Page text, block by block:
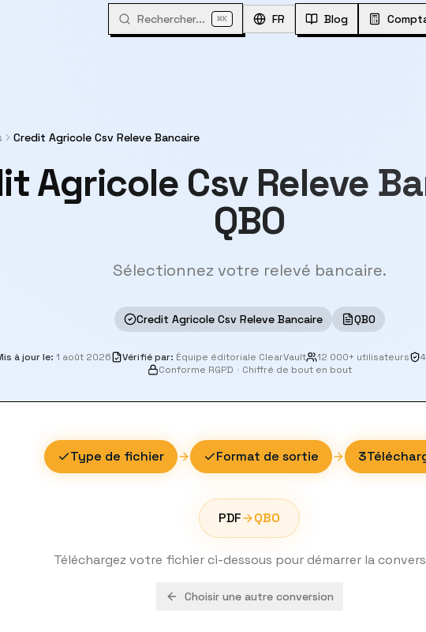
Rechercher... ⌘K FR Blog
Credit Agricole Csv Releve Bancaire
Agricole Csv Releve
QBO
Sélectionnez votre relevé bancaire.
Credit Agricole Csv Releve Bancaire QBO
à jour le: 1 août 2026 Vérifié par: Équipe éditoriale ClearVault 12 000+ utilisateurs
Conforme RGPD · Chiffré de bout en bout
Type de fichier Format de sortie 3
PDF QBO
Téléchargez votre fichier ci-dessous pour démarrer la
Choisir une autre conversion